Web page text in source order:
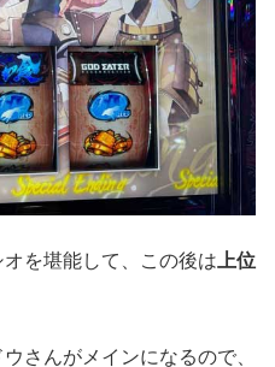
を堪能して、この後は 上位
さんがメインになるので、